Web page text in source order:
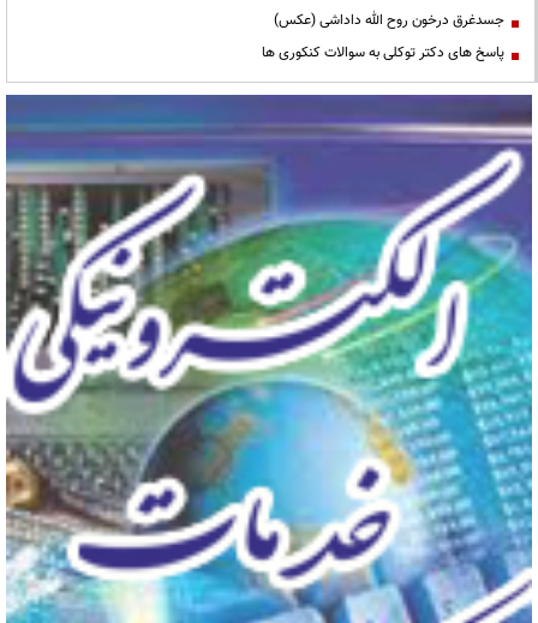
جسدغرق درخون روح الله داداشی (عکس)
پاسخ های دکتر توکلی به سوالات کنکوری ها